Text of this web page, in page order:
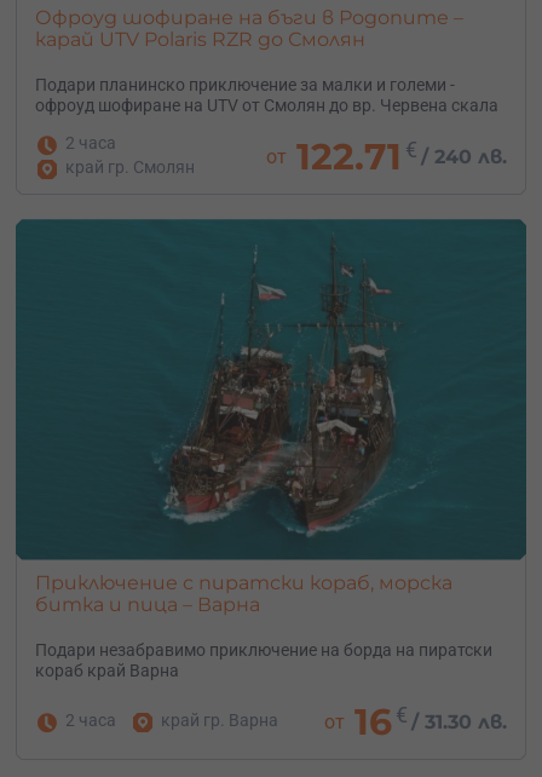
Офроуд шофиране на бъги в Родопите –
карай UTV Polaris RZR до Смолян
Подари планинско приключение за малки и големи -
офроуд шофиране на UTV от Смолян до вр. Червена скала
2 часа
край гр. Смолян
от 122.71 € / 240 лв.
Приключение с пиратски кораб, морска
битка и пица – Варна
Подари незабравимо приключение на борда на пиратски
кораб край Варна
2 часа край гр. Варна от 16€ /31.30 лв.